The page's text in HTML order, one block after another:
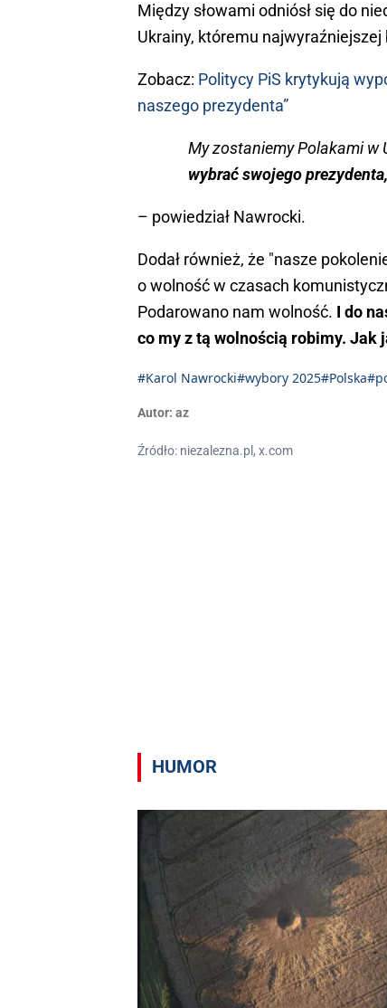
Między słowami odniósł się do
Ukrainy, któremu
Zobacz: Politycy PiS krytykują
naszego prezydenta”
My zostaniemy Polakami w
wybrać swojego
– powiedział Nawrocki.
Dodał również, że "nasze
o wolność w czasach
Podarowano nam wolność. I do
co my z tą wolnością robimy. Jak
#Karol Nawrocki#wybory 2025#Polska
Autor: az
Źródło: niezalezna.pl, x.com
HUMOR